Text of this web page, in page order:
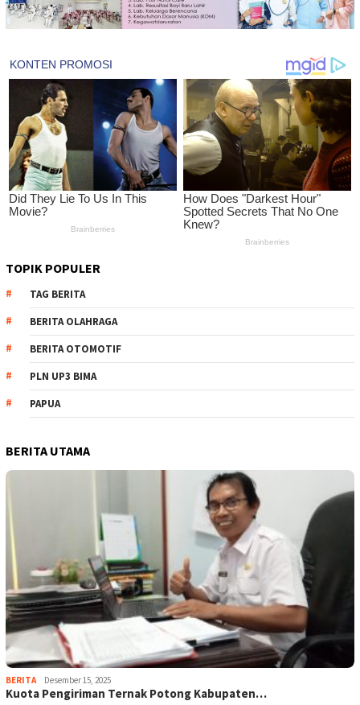
TOPIK POPULER
TAG BERITA
BERITA OLAHRAGA
BERITA OTOMOTIF
PLN UP3 BIMA
PAPUA
BERITA UTAMA
BERITA Desember 15, 2025
Kuota Pengiriman Ternak Potong Kabupaten…